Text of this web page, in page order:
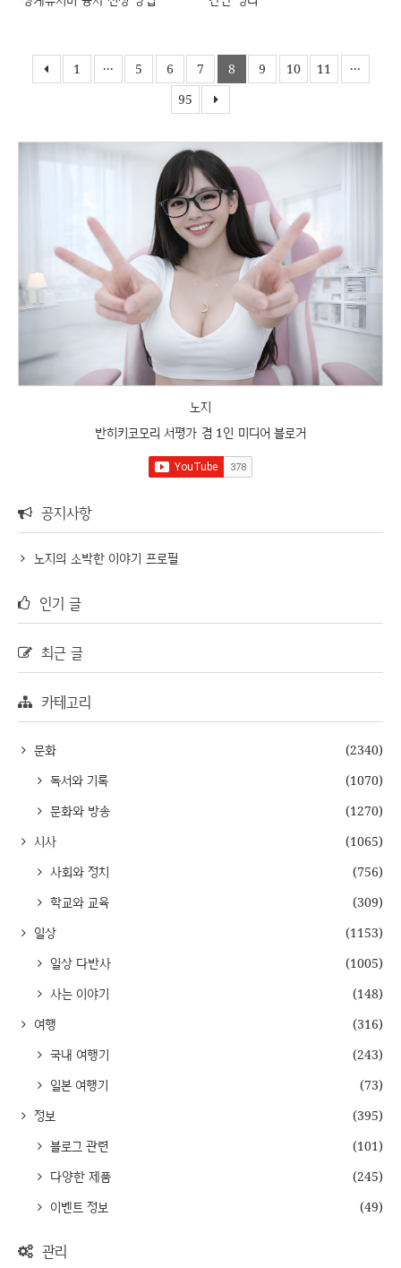
1 ··· 5 6 7 8 9 10 11
···
95
노지
반히키코모리 서평가 겸 1인 미디어 블로거
공지사항
노지의 소박한 이야기 프로필
인기 글
최근 글
카테고리
문화
(2340)
독서와 기록
(1070)
문화와 방송
(1270)
시사
(1065)
사회와 정치
(756)
학교와 교육
(309)
일상
(1153)
일상 다반사
(1005)
사는 이야기
(148)
여행
(316)
국내 여행기
(243)
일본 여행기
(73)
정보
(395)
블로그 관련
(101)
다양한 제품
(245)
이벤트 정보
(49)
관리